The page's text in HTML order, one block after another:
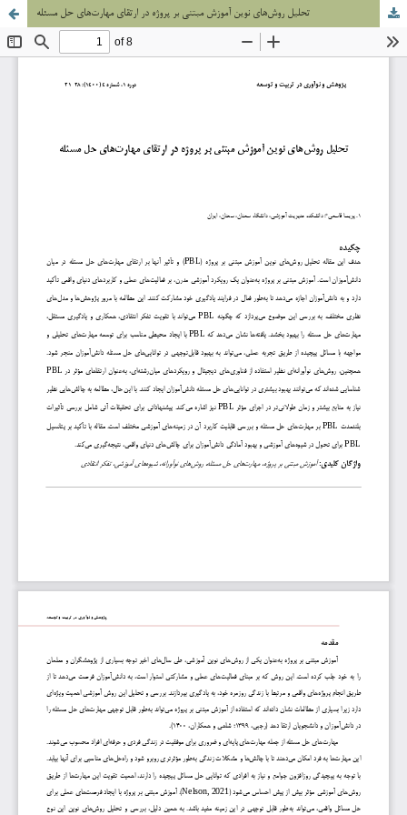
تحلیل روش‌های نوین آموزش مبتنی بر پروژه در ارتقای مهارت‌های حل مسئله